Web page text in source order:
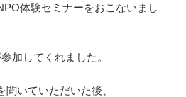
体験セミナーをおこないまし
加してくれました。
いていただいた後、